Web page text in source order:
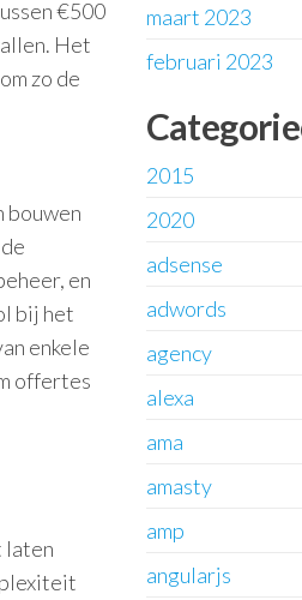
€500
Het
zo de
bouwen
en
bij het
enkele
offertes
laten
maart 2023
februari 2023
2015
2020
adsense
adwords
agency
alexa
ama
amasty
amp
angularjs